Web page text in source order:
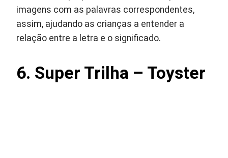
imagens com as palavras correspondentes,
assim, ajudando as crianças a entender a
relação entre a letra e o significado.
6. Super Trilha – Toyster